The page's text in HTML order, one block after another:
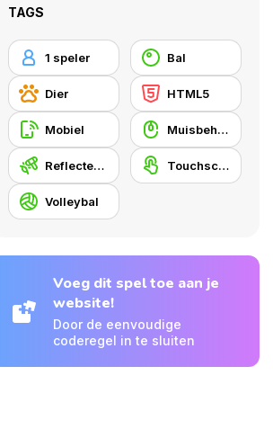
TAGS
1 speler Bal
Dier HTML5
Mobiel Muisbehendigheid
Reflecteren Touchscreen
Volleybal
Voeg dit spel toe aan je
website!
Door de eenvoudige
coderegel in te sluiten